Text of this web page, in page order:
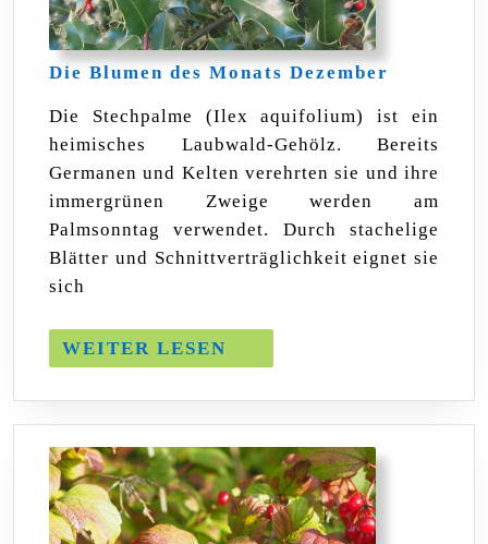
Die Blumen des Monats Dezember
Monats
Dezember
Die Stechpalme (Ilex aquifolium) ist ein
heimisches Laubwald-Gehölz. Bereits
Germanen und Kelten verehrten sie und ihre
immergrünen Zweige werden am
Palmsonntag verwendet. Durch stachelige
Blätter und Schnittverträglichkeit eignet sie
sich
WEITER LESEN